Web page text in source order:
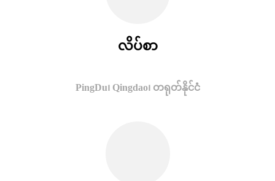
လိပ်စာ
PingDu၊ Qingdao၊ တရုတ်နိုင်ငံ